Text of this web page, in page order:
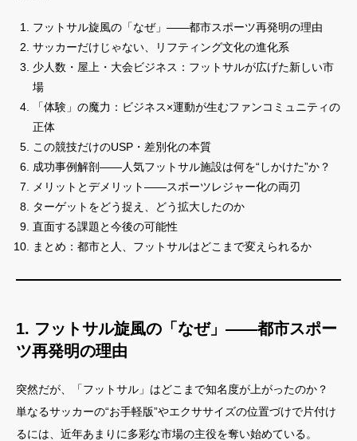
フットサル旋風の「なぜ」――都市スポーツ再発明の理由
サッカーだけじゃない、リフティング文化の進化系
少人数・屋上・大会ビジネス：フットサルが広げた新しい市
場
「体験」の魔力：ビジネス×運動が生むファンコミュニティの
正体
この競技だけのUSP・差別化の本質
成功事例解剖――人気フットサル施設は何を“しかけた”か？
メリットとデメリット――スポーツレジャー化の両刃
ターゲットをどう捉え、どう拡大したのか
直面する課題と今後の可能性
まとめ：都市と人、フットサルはどこまで変えられるか
1. フットサル旋風の「なぜ」――都市スポー
ツ再発明の理由
突然だが、「フットサル」はどこまで知名度が上がったのか？
単なるサッカーの“お手軽版”やエクササイズの位置づけで片付け
るには、近年あまりに多彩な市場の主役を奪い始めている。